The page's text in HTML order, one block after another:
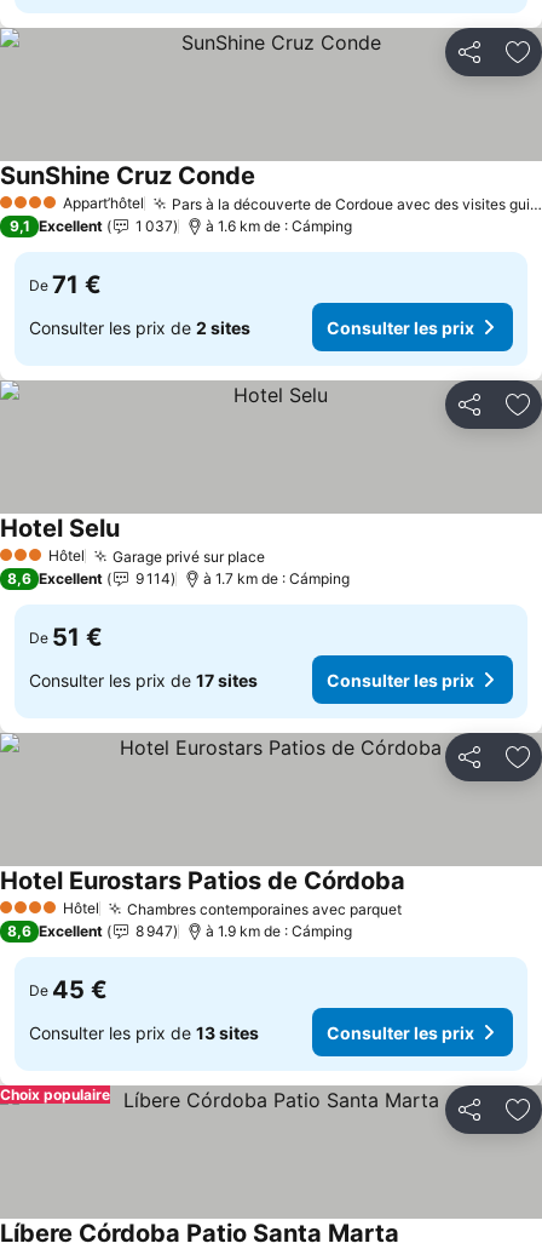
Partager
4 Étoiles Appart’hôtel Pars à la découverte de Cordoue avec des visites guidées
SunShine Cruz Conde
9,1 Excellent 1 037 à 1.6 km de : Cámping
De 71 €
Consulter les prix de 2 sites Consulter les prix
Partager
3 ÉtoilesHôtel Garage privé sur place
Hotel Selu
8,6 Excellent 9 114 à 1.7 km de : Cámping
De 51 €
Consulter les prix de 17 sites Consulter les prix
Partager
4 Étoiles Hôtel Chambres contemporaines avec parquet
Hotel Eurostars Patios de Córdoba
8,6 Excellent 8 947 à 1.9 km de : Cámping
De 45 €
Consulter les prix de 13 sites Consulter les prix
Partager
Choix populaire
Líbere Córdoba Patio Santa Marta